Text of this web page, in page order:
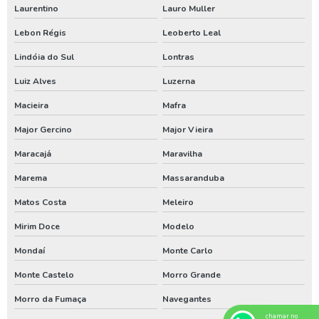
Locação de gerador valor
Locação gerador 250 kva
Valor locação gerador de energia
Aluguel de compressor de ar em sc
Aluguel de compressor de ar no pr
Bomba de poço artesiano no paraná
Bomba de poço artesiano no rio grande do sul
Bomba submersa para poço em sc
Laurentino Lauro Muller
Lebon Régis Leoberto Leal
Lindóia do Sul Lontras
Luiz Alves Luzerna
Macieira Mafra
Major Gercino Major Vieira
Maracajá Maravilha
Marema Massaranduba
Matos Costa Meleiro
Mirim Doce Modelo
Mondaí Monte Carlo
Monte Castelo Morro Grande
Morro da Fumaça Navegantes
chamar no